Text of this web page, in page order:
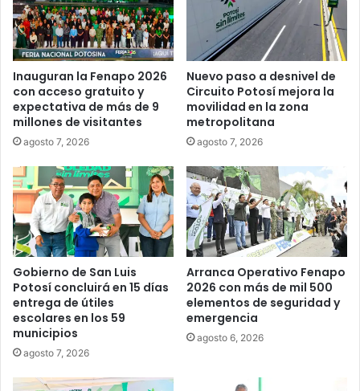
Inauguran la Fenapo 2026
con acceso gratuito y
expectativa de más de 9
millones de visitantes
agosto 7, 2026
Nuevo paso a desnivel de
Circuito Potosí mejora la
movilidad en la zona
metropolitana
agosto 7, 2026
Gobierno de San Luis
Potosí concluirá en 15 días
entrega de útiles
escolares en los 59
municipios
agosto 7, 2026
Arranca Operativo Fenapo
2026 con más de mil 500
elementos de seguridad y
emergencia
agosto 6, 2026